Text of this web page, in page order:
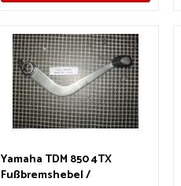
Yamaha TDM 850 4TX
Fußbremshebel /